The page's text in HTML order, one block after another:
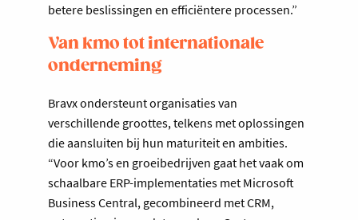
betere beslissingen en efficiëntere processen.”
Van kmo tot internationale
onderneming
Bravx ondersteunt organisaties van
verschillende groottes, telkens met oplossingen
die aansluiten bij hun maturiteit en ambities.
“Voor kmo’s en groeibedrijven gaat het vaak om
schaalbare ERP-implementaties met Microsoft
Business Central, gecombineerd met CRM,